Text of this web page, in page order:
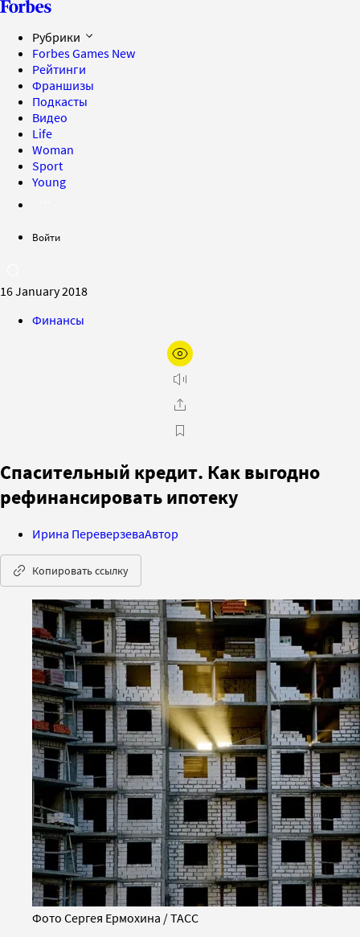
Рубрики
Forbes Games New
Рейтинги
Франшизы
Подкасты
Видео
Life
Woman
Sport
Young
Войти
16 January 2018
Финансы
Спасительный кредит. Как выгодно
рефинансировать ипотеку
Ирина ПереверзеваАвтор
Копировать ссылку
Фото Сергея Ермохина / ТАСС